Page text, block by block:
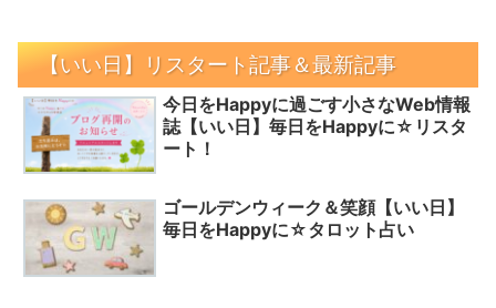
【いい日】リスタート記事＆最新記事
今日をHappyに過ごす小さなWeb情報
誌【いい日】毎日をHappyに☆リスタ
ート！
ゴールデンウィーク＆笑顔【いい日】
毎日をHappyに☆タロット占い